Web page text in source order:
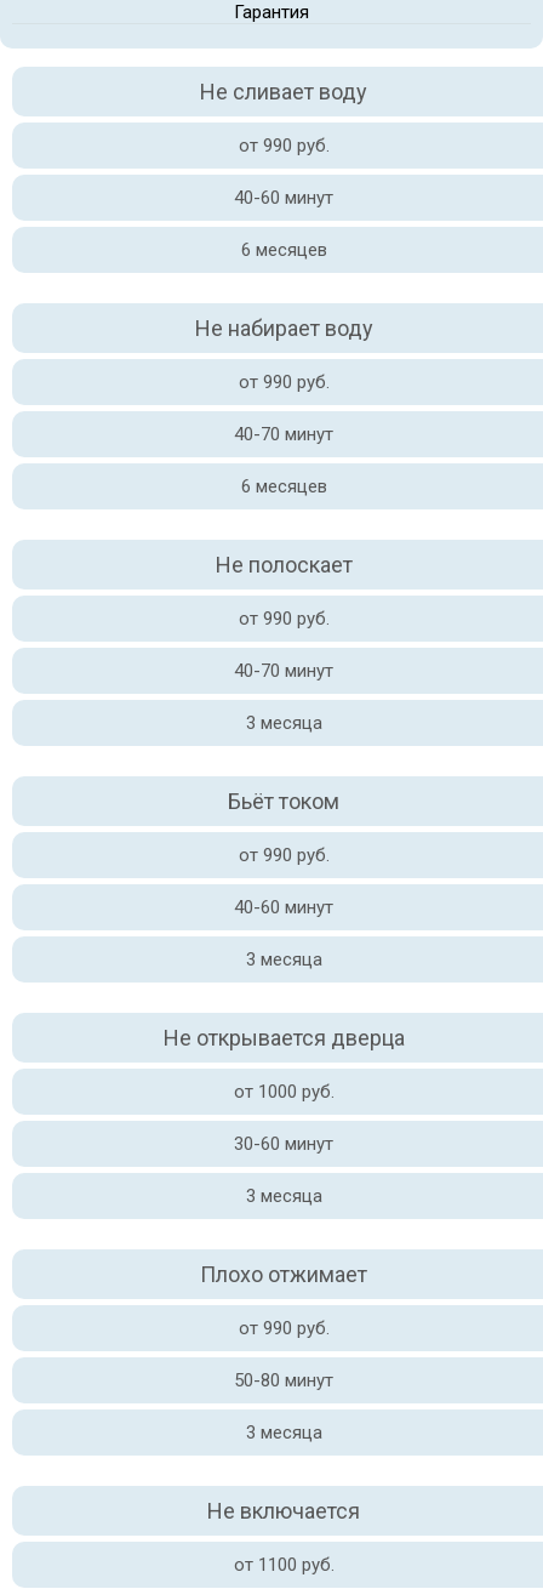
Гарантия
Не сливает воду
от 990 руб.
40-60 минут
6 месяцев
Не набирает воду
от 990 руб.
40-70 минут
6 месяцев
Не полоскает
от 990 руб.
40-70 минут
3 месяца
Бьёт током
от 990 руб.
40-60 минут
3 месяца
Не открывается дверца
от 1000 руб.
30-60 минут
3 месяца
Плохо отжимает
от 990 руб.
50-80 минут
3 месяца
Не включается
от 1100 руб.